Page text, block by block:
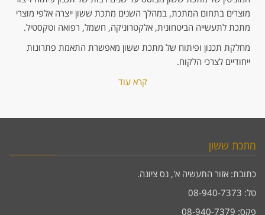
מוצרים בתחום המתכת, במהלך השנים מתכת ששון ייצרה אלפי מוצרי
מתכת לתעשייה הביטחונית, אלקטרוניקה, חשמל, רפואה וטקסטיל.
מחלקת תכנון ופיתוח של מתכת ששון מאפשרת התאמת פתרונות
ייחודיים לצרכי הלקוח.
קרא עוד
מתכת ששון
כתובת: אזור התעשיה א', נס ציונה.
טל: 08-940-7373
פקס: 08-940-7379